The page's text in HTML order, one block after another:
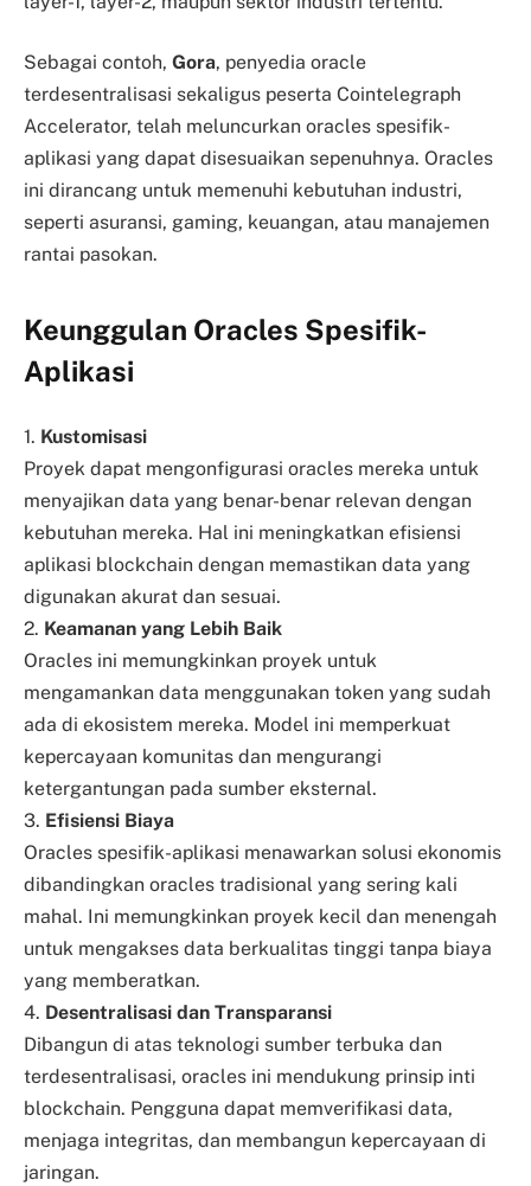
Sebagai contoh, Gora, penyedia oracle
terdesentralisasi sekaligus peserta Cointelegraph
Accelerator, telah meluncurkan oracles spesifik-
aplikasi yang dapat disesuaikan sepenuhnya. Oracles
ini dirancang untuk memenuhi kebutuhan industri,
seperti asuransi, gaming, keuangan, atau manajemen
rantai pasokan.
Keunggulan Oracles Spesifik-
Aplikasi
1. Kustomisasi
Proyek dapat mengonfigurasi oracles mereka untuk
menyajikan data yang benar-benar relevan dengan
kebutuhan mereka. Hal ini meningkatkan efisiensi
aplikasi blockchain dengan memastikan data yang
digunakan akurat dan sesuai.
2. Keamanan yang Lebih Baik
Oracles ini memungkinkan proyek untuk
mengamankan data menggunakan token yang sudah
ada di ekosistem mereka. Model ini memperkuat
kepercayaan komunitas dan mengurangi
ketergantungan pada sumber eksternal.
3. Efisiensi Biaya
Oracles spesifik-aplikasi menawarkan solusi ekonomis
dibandingkan oracles tradisional yang sering kali
mahal. Ini memungkinkan proyek kecil dan menengah
untuk mengakses data berkualitas tinggi tanpa biaya
yang memberatkan.
4. Desentralisasi dan Transparansi
Dibangun di atas teknologi sumber terbuka dan
terdesentralisasi, oracles ini mendukung prinsip inti
blockchain. Pengguna dapat memverifikasi data,
menjaga integritas, dan membangun kepercayaan di
jaringan.